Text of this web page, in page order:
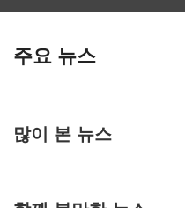
주요 뉴스
많이 본 뉴스